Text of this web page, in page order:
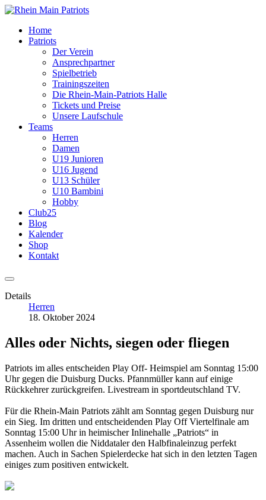
Home
Patriots
Der Verein
Ansprechpartner
Spielbetrieb
Trainingszeiten
Die Rhein-Main-Patriots Halle
Tickets und Preise
Unsere Laufschule
Teams
Herren
Damen
U19 Junioren
U16 Jugend
U13 Schüler
U10 Bambini
Hobby
Club25
Blog
Kalender
Shop
Kontakt
Details
Herren
18. Oktober 2024
Alles oder Nichts, siegen oder fliegen
Patriots im alles entscheiden Play Off- Heimspiel am Sonntag 15:00
Uhr gegen die Duisburg Ducks. Pfannmüller kann auf einige
Rückkehrer zurückgreifen. Livestream in sportdeutschland TV.
Für die Rhein-Main Patriots zählt am Sonntag gegen Duisburg nur
ein Sieg. Im dritten und entscheidenden Play Off Viertelfinale am
Sonntag 15:00 Uhr in heimischer Inlinehalle „Patriots“ in
Assenheim wollen die Niddataler den Halbfinaleinzug perfekt
machen. Auch in Sachen Spielerdecke hat sich in den letzten Tagen
einiges zum positiven entwickelt.